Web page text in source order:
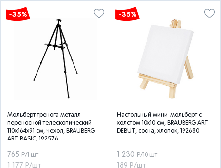
-35%
Мольберт-тренога металл
переносной телескопический
110х164х91 см, чехол, BRAUBERG
ART BASIC, 192576
765 Р/1 шт
1 177 Р/шт
-35%
Настольный мини-мольберт с
холстом 10х10 см, BRAUBERG ART
DEBUT, сосна, хлопок, 192680
1 230 Р/10 шт
189 Р/шт